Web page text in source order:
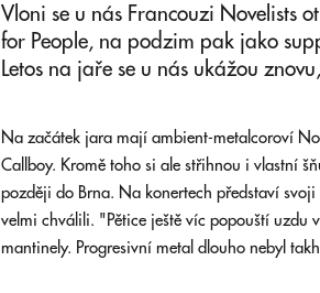
Vloni se u nás Francouzi Novelists
for People, na podzim pak jako
Letos na jaře se u nás ukážou
Na začátek jara mají ambient-metalcoroví
Callboy. Kromě toho si ale střihnou i vlastní
později do Brna. Na konertech představí
velmi chválili. "Pětice ještě víc popouští uzdu
mantinely. Progresivní metal dlouho nebyl